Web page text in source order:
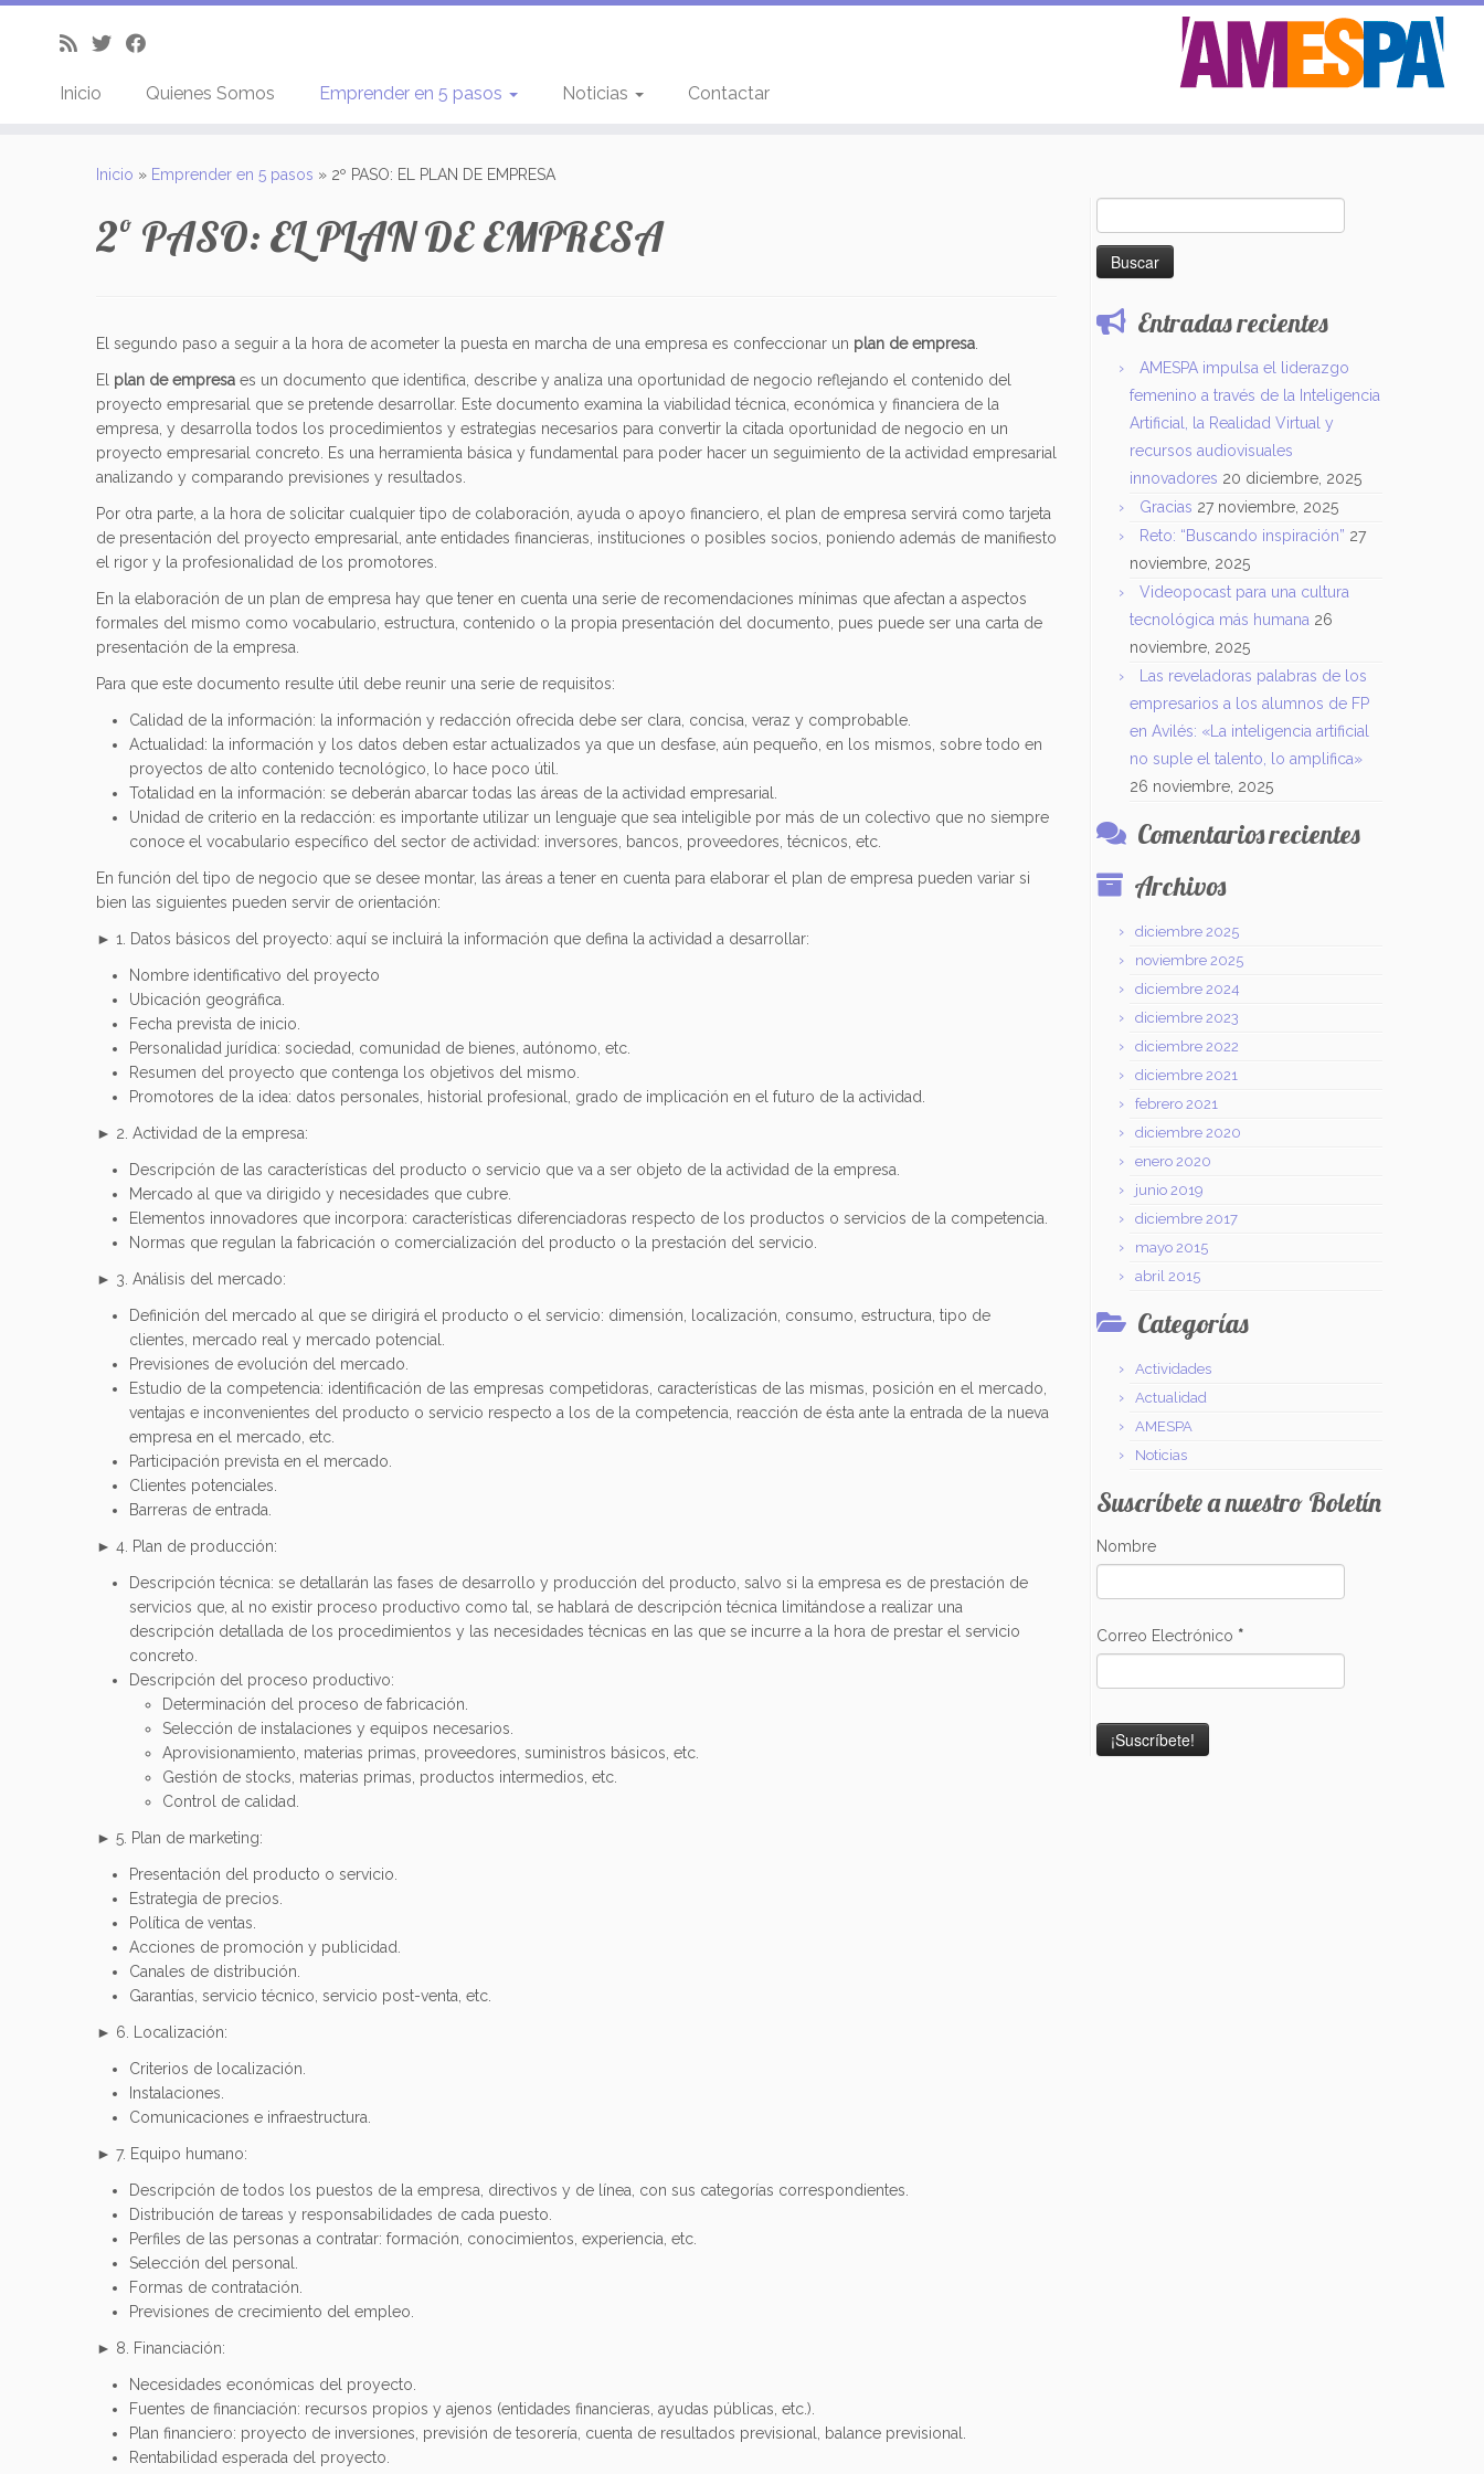
Inicio Quienes Somos Emprender en 5 pasos Noticias Contactar
Inicio » Emprender en 5 pasos » 2º PASO: EL PLAN DE EMPRESA
2º PASO: EL PLAN DE EMPRESA
El segundo paso a seguir a la hora de acometer la puesta en marcha de una empresa es confeccionar un plan de empresa
El plan de empresa es un documento que identifica, describe y analiza una oportunidad de negocio reflejando el contenido del
proyecto empresarial que se pretende desarrollar. Este documento examina la viabilidad técnica, económica y financiera de la
empresa, y desarrolla todos los procedimientos y estrategias necesarios para convertir la citada oportunidad de negocio en un
proyecto empresarial concreto. Es una herramienta básica y fundamental para poder hacer un seguimiento de la actividad empresarial
analizando y comparando previsiones y resultados.
Por otra parte, a la hora de solicitar cualquier tipo de colaboración, ayuda o apoyo financiero, el plan de empresa servirá como tarjeta
de presentación del proyecto empresarial, ante entidades financieras, instituciones o posibles socios, poniendo además de manifiesto
el rigor y la profesionalidad de los promotores.
En la elaboración de un plan de empresa hay que tener en cuenta una serie de recomendaciones mínimas que afectan a aspectos
formales del mismo como vocabulario, estructura, contenido o la propia presentación del documento, pues puede ser una carta de
presentación de la empresa.
Para que este documento resulte útil debe reunir una serie de requisitos:
Calidad de la información: la información y redacción ofrecida debe ser clara, concisa, veraz y comprobable.
Actualidad: la información y los datos deben estar actualizados ya que un desfase, aún pequeño, en los mismos, sobre todo en
proyectos de alto contenido tecnológico, lo hace poco útil.
Totalidad en la información: se deberán abarcar todas las áreas de la actividad empresarial.
Unidad de criterio en la redacción: es importante utilizar un lenguaje que sea inteligible por más de un colectivo que no siempre
conoce el vocabulario específico del sector de actividad: inversores, bancos, proveedores, técnicos, etc.
En función del tipo de negocio que se desee montar, las áreas a tener en cuenta para elaborar el plan de empresa pueden variar si
bien las siguientes pueden servir de orientación:
► 1. Datos básicos del proyecto: aquí se incluirá la información que defina la actividad a desarrollar:
Nombre identificativo del proyecto
Ubicación geográfica.
Fecha prevista de inicio.
Personalidad jurídica: sociedad, comunidad de bienes, autónomo, etc.
Resumen del proyecto que contenga los objetivos del mismo.
Promotores de la idea: datos personales, historial profesional, grado de implicación en el futuro de la actividad.
► 2. Actividad de la empresa:
Descripción de las características del producto o servicio que va a ser objeto de la actividad de la empresa.
Mercado al que va dirigido y necesidades que cubre.
Elementos innovadores que incorpora: características diferenciadoras respecto de los productos o servicios de la competencia.
Normas que regulan la fabricación o comercialización del producto o la prestación del servicio.
► 3. Análisis del mercado:
Definición del mercado al que se dirigirá el producto o el servicio: dimensión, localización, consumo, estructura, tipo de
clientes, mercado real y mercado potencial.
Previsiones de evolución del mercado.
Estudio de la competencia: identificación de las empresas competidoras, características de las mismas, posición en el mercado,
ventajas e inconvenientes del producto o servicio respecto a los de la competencia, reacción de ésta ante la entrada de la nueva
empresa en el mercado, etc.
Participación prevista en el mercado.
Clientes potenciales.
Barreras de entrada.
► 4. Plan de producción:
Descripción técnica: se detallarán las fases de desarrollo y producción del producto, salvo si la empresa es de prestación de
servicios que, al no existir proceso productivo como tal, se hablará de descripción técnica limitándose a realizar una
descripción detallada de los procedimientos y las necesidades técnicas en las que se incurre a la hora de prestar el servicio
concreto.
Descripción del proceso productivo:
Determinación del proceso de fabricación.
Selección de instalaciones y equipos necesarios.
Aprovisionamiento, materias primas, proveedores, suministros básicos, etc.
Gestión de stocks, materias primas, productos intermedios, etc.
Control de calidad.
► 5. Plan de marketing:
Presentación del producto o servicio.
Estrategia de precios.
Política de ventas.
Acciones de promoción y publicidad.
Canales de distribución.
Garantías, servicio técnico, servicio post-venta, etc.
► 6. Localización:
Criterios de localización.
Instalaciones.
Comunicaciones e infraestructura.
► 7. Equipo humano:
Descripción de todos los puestos de la empresa, directivos y de línea, con sus categorías correspondientes.
Distribución de tareas y responsabilidades de cada puesto.
Perfiles de las personas a contratar: formación, conocimientos, experiencia, etc.
Selección del personal.
Formas de contratación.
Previsiones de crecimiento del empleo.
► 8. Financiación:
Necesidades económicas del proyecto.
Fuentes de financiación: recursos propios y ajenos (entidades financieras, ayudas públicas, etc.).
Plan financiero: proyecto de inversiones, previsión de tesorería, cuenta de resultados previsional, balance previsional.
Rentabilidad esperada del proyecto.
Entradas recientes
AMESPA impulsa el liderazgo
femenino a través de la Inteligencia
Artificial, la Realidad Virtual y
recursos audiovisuales
innovadores 20 diciembre, 2025
Gracias 27 noviembre, 2025
Reto: “Buscando inspiración” 27
noviembre, 2025
Videopocast para una cultura
tecnológica más humana 26
noviembre, 2025
Las reveladoras palabras de los
empresarios a los alumnos de FP
en Avilés: «La inteligencia artificial
no suple el talento, lo amplifica»
26 noviembre, 2025
Comentarios recientes
Archivos
diciembre 2025
noviembre 2025
diciembre 2024
diciembre 2023
diciembre 2022
diciembre 2021
febrero 2021
diciembre 2020
enero 2020
junio 2019
diciembre 2017
mayo 2015
abril 2015
Categorías
Actividades
Actualidad
AMESPA
Noticias
Suscríbete a nuestro Boletín
Nombre
Correo Electrónico *